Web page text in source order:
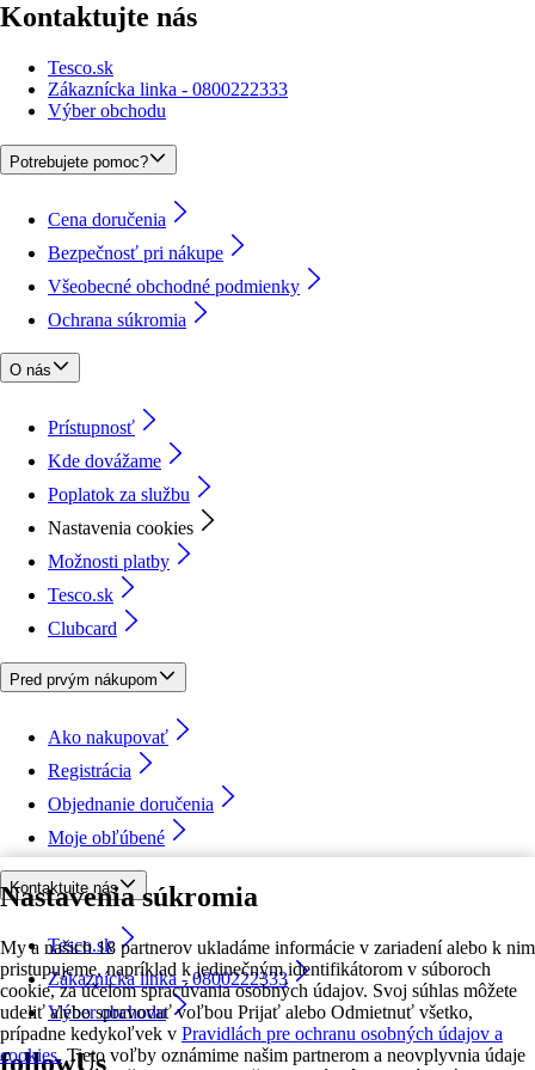
Nastavenia súkromia
My a našich 18 partnerov ukladáme informácie v zariadení alebo k nim
pristupujeme, napríklad k jedinečným identifikátorom v súboroch
cookie, za účelom spracúvania osobných údajov. Svoj súhlas môžete
udeliť alebo spravovať voľbou Prijať alebo Odmietnuť všetko,
prípadne kedykoľvek v Pravidlách pre ochranu osobných údajov a
cookies. Tieto voľby oznámime našim partnerom a neovplyvnia údaje
Kontaktujte nás
Tesco.sk
Zákaznícka linka - 0800222333
Výber obchodu
Potrebujete pomoc?
Cena doručenia
Bezpečnosť pri nákupe
Všeobecné obchodné podmienky
Ochrana súkromia
O nás
Prístupnosť
Kde dovážame
Poplatok za službu
Nastavenia cookies
Možnosti platby
Tesco.sk
Clubcard
Pred prvým nákupom
Ako nakupovať
Registrácia
Objednanie doručenia
Moje obľúbené
Kontaktujte nás
Tesco.sk
Zákaznícka linka - 0800222333
Výber obchodu
followUs